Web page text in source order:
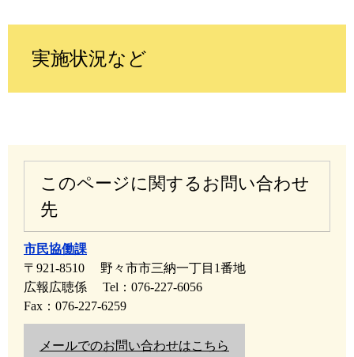
実施状況など
このページに関するお問い合わせ
先
市民協働課
〒921-8510
野々市市三納一丁目1番地
広報広聴係
Tel：076-227-6056
Fax：076-227-6259
メールでのお問い合わせはこちら